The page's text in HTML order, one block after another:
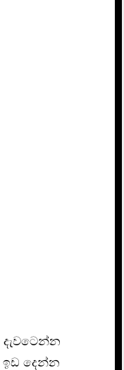
ඉඩ දෙන්න